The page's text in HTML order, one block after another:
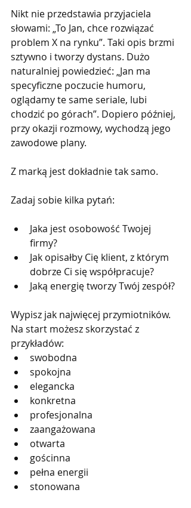
Nikt nie przedstawia przyjaciela
słowami: „To Jan, chce rozwiązać
problem X na rynku”. Taki opis brzmi
sztywno i tworzy dystans. Dużo
naturalniej powiedzieć: „Jan ma
specyficzne poczucie humoru,
oglądamy te same seriale, lubi
chodzić po górach”. Dopiero później,
przy okazji rozmowy, wychodzą jego
zawodowe plany.
Z marką jest dokładnie tak samo.
Zadaj sobie kilka pytań:
Jaka jest osobowość Twojej
firmy?
Jak opisałby Cię klient, z którym
dobrze Ci się współpracuje?
Jaką energię tworzy Twój zespół?
Wypisz jak najwięcej przymiotników.
Na start możesz skorzystać z
przykładów:
swobodna
spokojna
elegancka
konkretna
profesjonalna
zaangażowana
otwarta
gościnna
pełna energii
stonowana